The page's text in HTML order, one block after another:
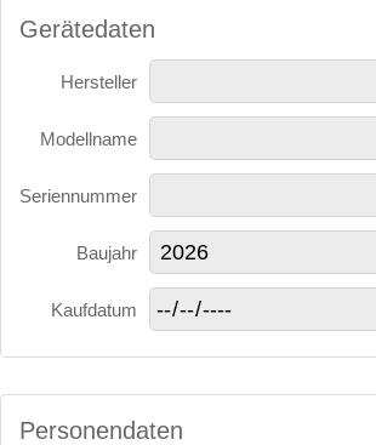
Gerätedaten
Hersteller
Modellname
Seriennummer
Baujahr
Kaufdatum
Personendaten